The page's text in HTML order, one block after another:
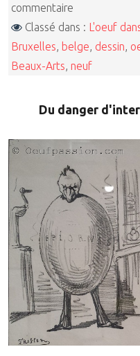
commentaire
Classé dans : L'oeuf
Bruxelles
belge dessin
Beaux-Arts neuf
Du danger